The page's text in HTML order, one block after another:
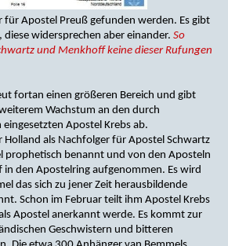
für Apostel Preuß gefunden werden. Es gibt
widersprechen aber einander. So
und Menkhoff keine dieser Rufungen
fortan einen größeren Bereich und gibt
Wachstum an den durch
Apostel Krebs ab.
als Nachfolger für Apostel Schwartz
prophetisch benannt und von den Aposteln
in den Apostelring aufgenommen. Es wird
das sich zu jener Zeit herausbildende
Schon im Februar teilt ihm Apostel Krebs
Apostel anerkannt werde. Es kommt zur
Geschwistern und bitteren